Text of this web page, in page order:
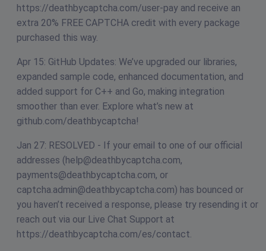
https://deathbycaptcha.com/user-pay and receive an
extra 20% FREE CAPTCHA credit with every package
purchased this way.
Apr 15: GitHub Updates: We’ve upgraded our libraries,
expanded sample code, enhanced documentation, and
added support for C++ and Go, making integration
smoother than ever. Explore what’s new at
github.com/deathbycaptcha!
Jan 27: RESOLVED - If your email to one of our official
addresses (help@deathbycaptcha.com,
payments@deathbycaptcha.com, or
captcha.admin@deathbycaptcha.com) has bounced or
you haven’t received a response, please try resending it or
reach out via our Live Chat Support at
https://deathbycaptcha.com/es/contact.